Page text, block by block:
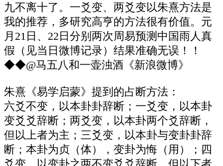
九不离十了。一爻变、两爻变以朱熹方法是
我的推荐，多研究高亨的方法很有价值。元
月21日、22日分别两次周易预测中国雨人真
假（见当日微博记录）结果准确无误！！
◆◆@马五八和一壶浊酒《新浪微博》
朱熹《易学启蒙》提到的占断方法：
六爻不变，以本卦卦辞断；一爻变，以本卦
变爻爻辞断；两爻变，以本卦两个爻辞断，
但以上者为主；三爻变，以本卦与变卦卦辞
断；本卦为贞（体），变卦为悔（用）；四